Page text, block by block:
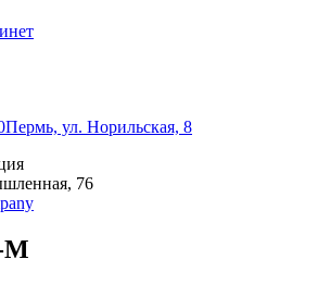
Пермь, ул. Норильская, 8
76
М